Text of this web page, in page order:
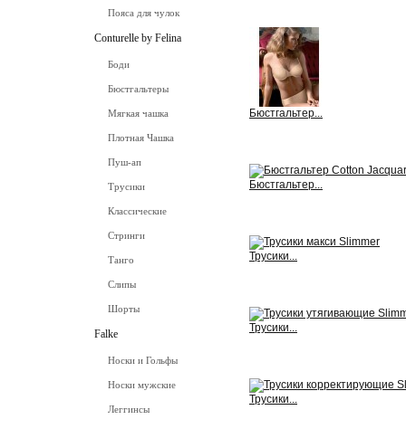
Пояса для чулок
Conturelle by Felina
Боди
Бюстгальтеры
Мягкая чашка
Плотная Чашка
Пуш-ап
Трусики
Классические
Стринги
Танго
Слипы
Шорты
Falke
Носки и Гольфы
Носки мужские
Леггинсы
Бюстгальтер...
Бюстгальтер...
Трусики...
Трусики...
Трусики...